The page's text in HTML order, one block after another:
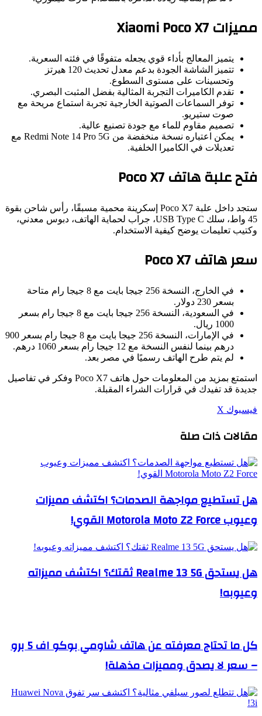
مميزات Xiaomi Poco X7
يتميز المعالج بأداء قوي يجعله متفوقًا في فئته السعرية.
تتميز الشاشة الجودة بدعم معدل تحديث 120 هيرتز
وتحسينات على مستوى السطوع.
تقدم الكاميرات التجربة المثالية بفضل المثبت البصري.
توفر السماعات الصوتية الخارجية تجربة استماع مريحة مع
صوت ستيريو.
تصميم مقاوم للماء مع جودة تصنيع عالية.
يمكن اعتباره نسخة منخفضة من Redmi Note 14 Pro 5G مع
تعديلات في الكاميرا الخلفية.
فتح علبة هاتف Poco X7
ستجد داخل علبة Poco X7 إسكرينة محمية مسبقًا، رأس شاحن بقوة
45 واط، سلك USB Type C، جراب لحماية الهاتف، دبوس معدني،
وكتيب تعليمات يوضح كيفية الاستخدام.
سعر هاتف Poco X7
في الخارج، النسخة 256 جيجا بايت مع 8 جيجا رام متاحة
بسعر 230 دولار.
في السعودية، النسخة 256 جيجا بايت مع 8 جيجا رام بسعر
1000 ريال.
في الإمارات، النسخة 256 جيجا بايت مع 8 جيجا رام بسعر 900
درهم بينما لنفس النسخة مع 12 جيجا رام بسعر 1060 درهم.
لم يتم طرح الهاتف رسميًا في مصر بعد.
استمتع بمزيد من المعلومات حول هاتف Poco X7 وفكر في تفاصيل
جديدة قد تفيدك في قرارات الشراء المقبلة.
فيسبوك ‫X
البريد
مقالات ذات صلة
هل تستطيع مواجهة الصدمات؟ اكتشف مميزات
وعيوب Motorola Moto Z2 Force القوي!
هل يستحق Realme 13 5G ثقتك؟ اكتشف مميزاته
وعيوبه!
كل ما تحتاج معرفته عن هاتف شاومي بوكو اف 5 برو
– سعر لا يصدق ومميزات مذهلة!